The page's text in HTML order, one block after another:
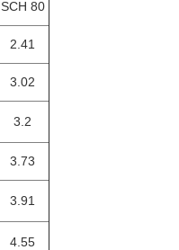
SCH 80
2.41
3.02
3.2
3.73
3.91
4.55